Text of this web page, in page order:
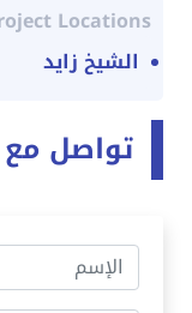
Locations:
الشيخ زايد
تواصل مع